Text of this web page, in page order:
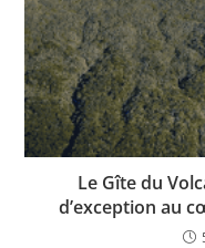
Le Gîte du
d’exception au